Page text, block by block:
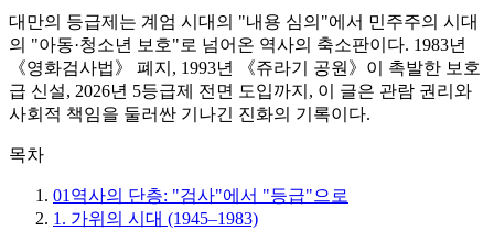
대만의 등급제는 계엄 시대의 "내용 심의"에서 민주주의 시대
의 "아동·청소년 보호"로 넘어온 역사의 축소판이다. 1983년
《영화검사법》 폐지, 1993년 《쥬라기 공원》이 촉발한 보호
급 신설, 2026년 5등급제 전면 도입까지, 이 글은 관람 권리와
사회적 책임을 둘러싼 기나긴 진화의 기록이다.
목차
01 역사의 단층: "검사"에서 "등급"으로
1. 가위의 시대 (1945–1983)